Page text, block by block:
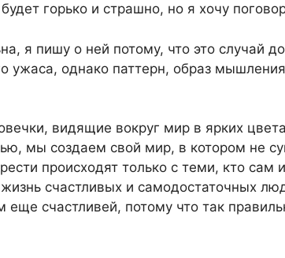
горько и страшно, но я хочу
я пишу о ней потому, что это случай
ужаса, однако паттерн, образ
видящие вокруг мир в ярких
мы создаем свой мир, в котором не
происходят только с теми, кто сам
счастливых и самодостаточных
еще счастливей, потому что так